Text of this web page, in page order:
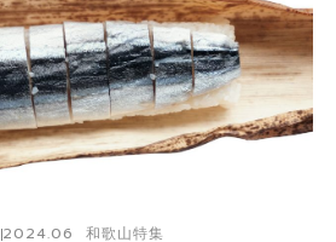
2024.06 和歌山特集